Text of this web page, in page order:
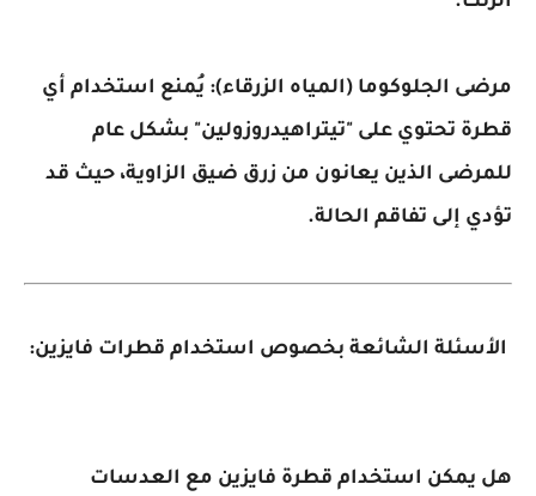
الجلوكوما (المياه الزرقاء): يُمنع استخدام أي
تحتوي على "تيتراهيدروزولين" بشكل عام
الذين يعانون من زرق ضيق الزاوية، حيث قد
تفاقم الحالة.
الشائعة بخصوص استخدام قطرات فايزين:
استخدام قطرة فايزين مع العدسات